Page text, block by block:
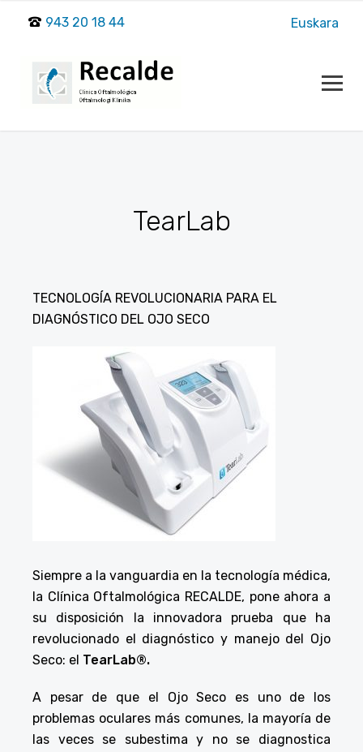
943 20 18 44 Euskara
TearLab
TECNOLOGÍA REVOLUCIONARIA PARA EL
DIAGNÓSTICO DEL OJO SECO
Siempre a la vanguardia en la tecnología médica,
la Clínica Oftalmológica RECALDE, pone ahora a
su disposición la innovadora prueba que ha
revolucionado el diagnóstico y manejo del Ojo
Seco: el TearLab®.
A pesar de que el Ojo Seco es uno de los
problemas oculares más comunes, la mayoría de
las veces se subestima y no se diagnostica